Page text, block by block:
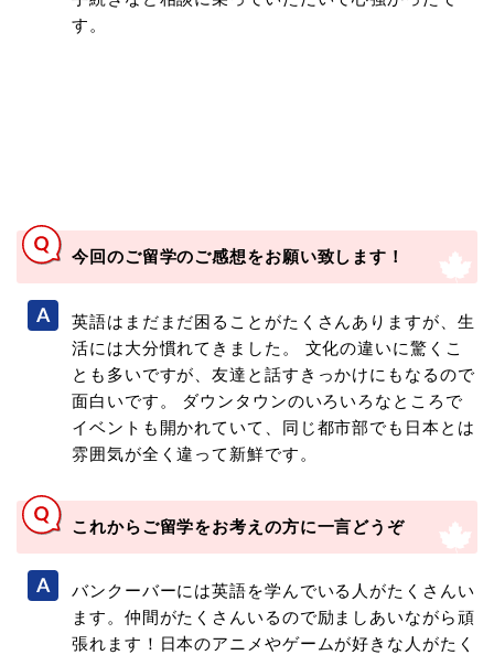
す。
今回のご留学のご感想をお願い致します！
英語はまだまだ困ることがたくさんありますが、生
活には大分慣れてきました。 文化の違いに驚くこ
とも多いですが、友達と話すきっかけにもなるので
面白いです。 ダウンタウンのいろいろなところで
イベントも開かれていて、同じ都市部でも日本とは
雰囲気が全く違って新鮮です。
これからご留学をお考えの方に一言どうぞ
バンクーバーには英語を学んでいる人がたくさんい
ます。仲間がたくさんいるので励ましあいながら頑
張れます！日本のアニメやゲームが好きな人がたく